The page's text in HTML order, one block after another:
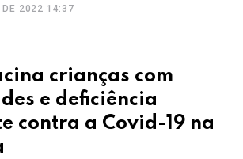
DE 2022 14:37
crianças com
e deficiência
contra a Covid-19 na